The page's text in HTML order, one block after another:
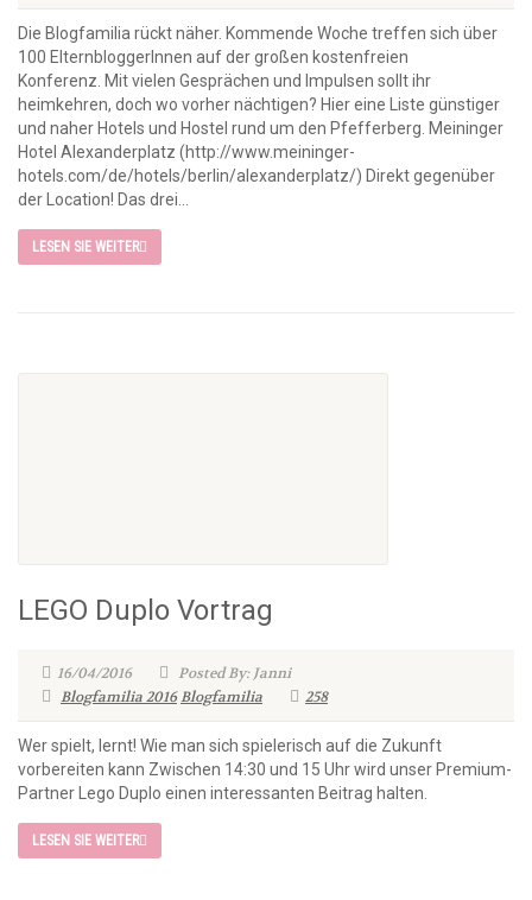
Die Blogfamilia rückt näher. Kommende Woche treffen sich über
100 ElternbloggerInnen auf der großen kostenfreien
Konferenz. Mit vielen Gesprächen und Impulsen sollt ihr
heimkehren, doch wo vorher nächtigen? Hier eine Liste günstiger
und naher Hotels und Hostel rund um den Pfefferberg. Meininger
Hotel Alexanderplatz (http://www.meininger-
hotels.com/de/hotels/berlin/alexanderplatz/) Direkt gegenüber
der Location! Das drei...
LESEN SIE WEITER
LEGO Duplo Vortrag
16/04/2016
Posted By: Janni
Blogfamilia 2016Blogfamilia 258
Wer spielt, lernt! Wie man sich spielerisch auf die Zukunft
vorbereiten kann Zwischen 14:30 und 15 Uhr wird unser Premium-
Partner Lego Duplo einen interessanten Beitrag halten.
LESEN SIE WEITER